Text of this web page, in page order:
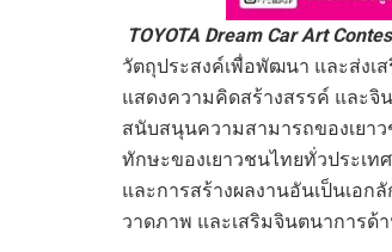
TOYOTA Dream Car Art
วัตถุประสงค์เพื่อพัฒนา และส่งเ
แสดงความคิดสร้างสรรค์ และจิ
สนับสนุนความสามารถของเยา
ทักษะของเยาวชนไทยทั่วประเ
และการสร้างผลงานอันเป็นเอ
วาดภาพ และเสริมจินตนาการ